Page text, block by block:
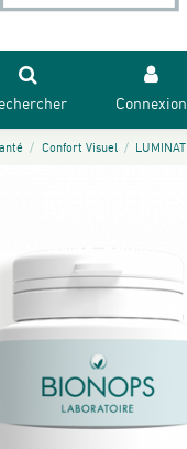
Connexion
Confort Visuel LUMINAT